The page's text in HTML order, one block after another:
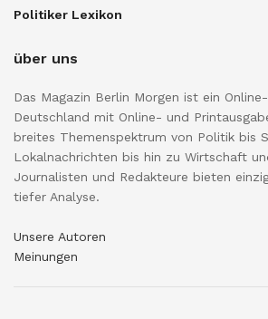
Politiker Lexikon
über uns
Das Magazin Berlin Morgen ist ein
Deutschland mit Online- und
breites Themenspektrum von Politik bis
Lokalnachrichten bis hin zu Wirtschaft
Journalisten und Redakteure bieten
tiefer Analyse.
Unsere Autoren
Meinungen